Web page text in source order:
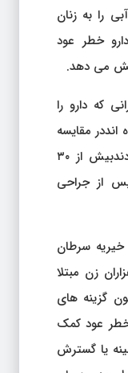
را به زنان
خطر عود
می دهد.
که دارو را
مقایسه
با آن ها فقط هورمون درمانی کردندبیش از ۳۰
از جراحی
خیریه سرطان
زن مبتلا
گزینه های
عود کمک
یا گسترش